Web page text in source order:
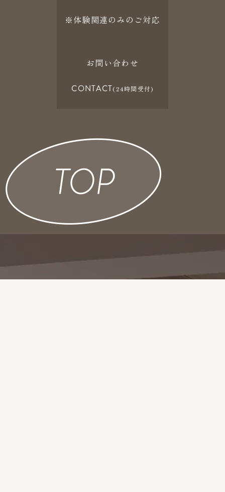
※体験関連のみのご対応
お問い合わせ
CONTACT(24時間受付)